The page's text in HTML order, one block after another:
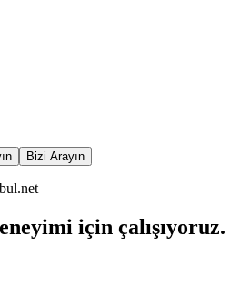
Bizi Arayın
için çalışıyoruz.